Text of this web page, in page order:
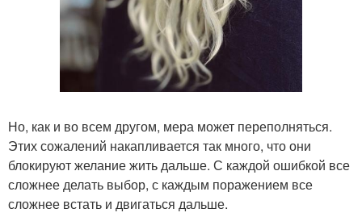
Но, как и во всем другом, мера может переполняться.
Этих сожалений накапливается так много, что они
блокируют желание жить дальше. С каждой ошибкой все
сложнее делать выбор, с каждым поражением все
сложнее встать и двигаться дальше.